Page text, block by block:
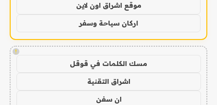
موقع اشراق اون لاين
اركان سياحة وسفر
!
مسك الكلمات في قوقل
اشراق التقنية
ان سفن